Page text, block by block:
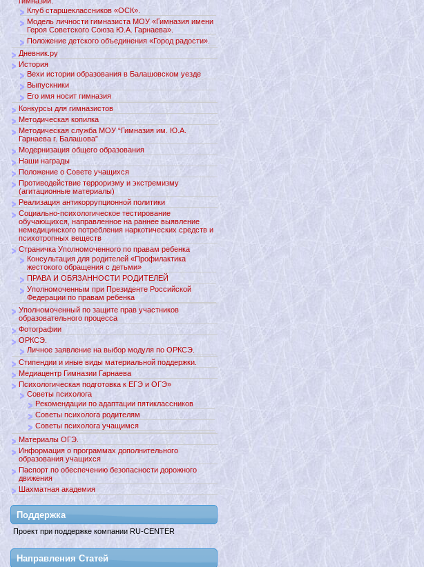
Клуб старшеклассников «ОСК».
Модель личности гимназиста МОУ «Гимназия имени
Героя Советского Союза Ю.А. Гарнаева».
Положение детского объединения «Город радости».
Дневник.ру
История
Вехи истории образования в Балашовском уезде
Выпускники
Его имя носит гимназия
Конкурсы для гимназистов
Методическая копилка
Методическая служба МОУ “Гимназия им. Ю.А.
Гарнаева г. Балашова”
Модернизация общего образования
Наши награды
Положение о Совете учащихся
Противодействие терроризму и экстремизму
(агитационные материалы)
Реализация антикоррупционной политики
Социально-психологическое тестирование
обучающихся, направленное на раннее выявление
немедицинского потребления наркотических средств и
психотропных веществ
Страничка Уполномоченного по правам ребенка
Консультация для родителей «Профилактика
жестокого обращения с детьми»
ПРАВА И ОБЯЗАННОСТИ РОДИТЕЛЕЙ
Уполномоченным при Президенте Российской
Федерации по правам ребенка
Уполномоченный по защите прав участников
образовательного процесса
Фотографии
ОРКСЭ.
Личное заявление на выбор модуля по ОРКСЭ.
Стипендии и иные виды материальной поддержки.
Медиацентр Гимназии Гарнаева
Психологическая подготовка к ЕГЭ и ОГЭ»
Советы психолога
Рекомендации по адаптации пятиклассников
Советы психолога родителям
Советы психолога учащимся
Материалы ОГЭ.
Информация о программах дополнительного
образования учащихся
Паспорт по обеспечению безопасности дорожного
движения
Шахматная академия
Поддержкa
Проект при поддержке компании RU-CENTER
Направления Статей